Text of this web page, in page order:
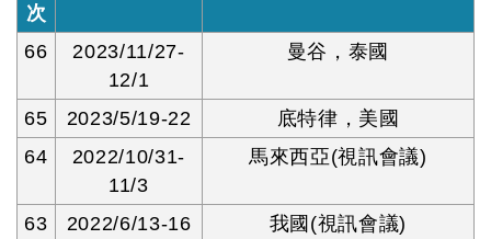
次
66
2023/11/27-
12/1
曼谷，泰國
65 2023/5/19-22
底特律，美國
64
2022/10/31-
11/3
馬來西亞(視訊會議)
63 2022/6/13-16
我國(視訊會議)